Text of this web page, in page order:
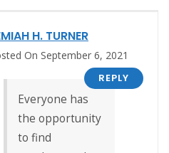
H. TURNER
On September 6, 2021
REPLY
Everyone has
the opportunity
to find